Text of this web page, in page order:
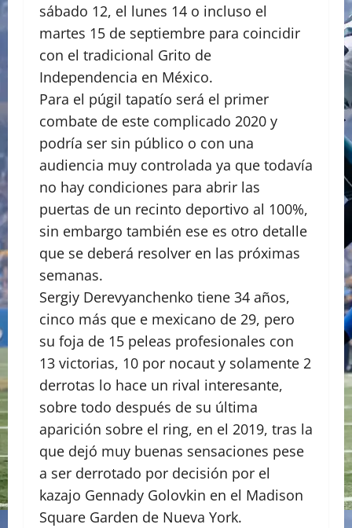
sábado 12, el lunes 14 o incluso el
martes 15 de septiembre para coincidir
con el tradicional Grito de
Independencia en México.
Para el púgil tapatío será el primer
combate de este complicado 2020 y
podría ser sin público o con una
audiencia muy controlada ya que todavía
no hay condiciones para abrir las
puertas de un recinto deportivo al 100%,
sin embargo también ese es otro detalle
que se deberá resolver en las próximas
semanas.
Sergiy Derevyanchenko tiene 34 años,
cinco más que e mexicano de 29, pero
su foja de 15 peleas profesionales con
13 victorias, 10 por nocaut y solamente 2
derrotas lo hace un rival interesante,
sobre todo después de su última
aparición sobre el ring, en el 2019, tras la
que dejó muy buenas sensaciones pese
a ser derrotado por decisión por el
kazajo Gennady Golovkin en el Madison
Square Garden de Nueva York.